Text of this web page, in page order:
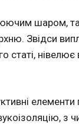
шаром,
Звідси
нівелює
елементи
з